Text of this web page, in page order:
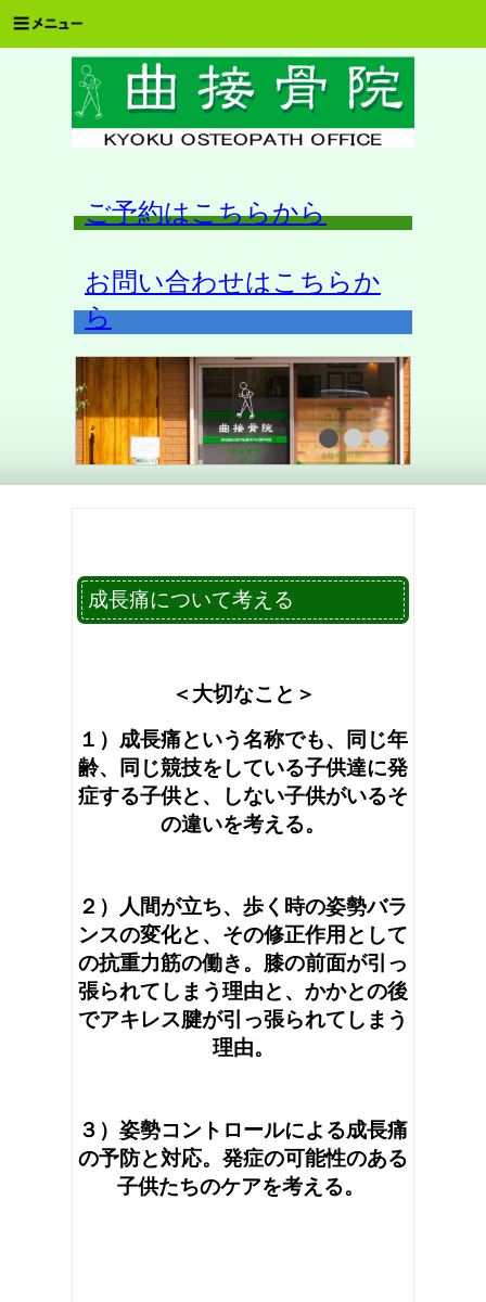
ご予約はこちらから
お問い合わせはこちらか
ら
成長痛について考える
＜大切なこと＞
１）成長痛という名称でも、同じ年
齢、同じ競技をしている子供達に発
症する子供と、しない子供がいるそ
の違いを考える。
２）人間が立ち、歩く時の姿勢バラ
ンスの変化と、その修正作用として
の抗重力筋の働き。膝の前面が引っ
張られてしまう理由と、かかとの後
でアキレス腱が引っ張られてしまう
理由。
３）姿勢コントロールによる成長痛
の予防と対応。発症の可能性のある
子供たちのケアを考える。